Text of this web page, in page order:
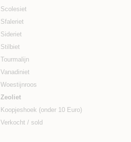
Scolesiet
Sfaleriet
Sideriet
Stilbiet
Tourmalijn
Vanadiniet
Woestijnroos
Zeoliet
Koopjeshoek (onder 10 Euro)
Verkocht / sold